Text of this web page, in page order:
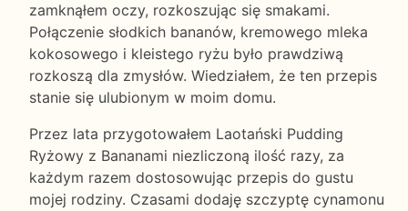
zamknąłem oczy, rozkoszując się smakami.
Połączenie słodkich bananów, kremowego mleka
kokosowego i kleistego ryżu było prawdziwą
rozkoszą dla zmysłów. Wiedziałem, że ten przepis
stanie się ulubionym w moim domu.
Przez lata przygotowałem Laotański Pudding
Ryżowy z Bananami niezliczoną ilość razy, za
każdym razem dostosowując przepis do gustu
mojej rodziny. Czasami dodaję szczyptę cynamonu